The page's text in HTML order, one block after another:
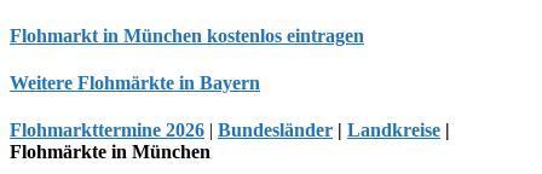
Flohmarkt in München kostenlos eintragen
Weitere Flohmärkte in Bayern
Flohmarkttermine 2026 | Bundesländer | Landkreise |
Flohmärkte in München